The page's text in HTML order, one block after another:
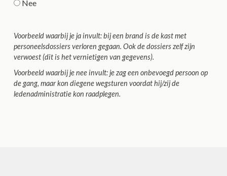
Nee
Voorbeeld waarbij jejainvult: bij een brand is de kast met
personeelsdossiers verloren gegaan. Ook de dossiers zelf zijn
verwoest (dit is het vernietigen van gegevens).
Voorbeeld waarbij jeneeinvult: je zag een onbevoegd persoon op
de gang, maar kon diegene wegsturen voordat hij/zij de
ledenadministratie kon raadplegen.